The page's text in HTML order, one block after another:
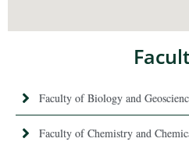
Faculty of Biology and
Faculty of Chemistry and